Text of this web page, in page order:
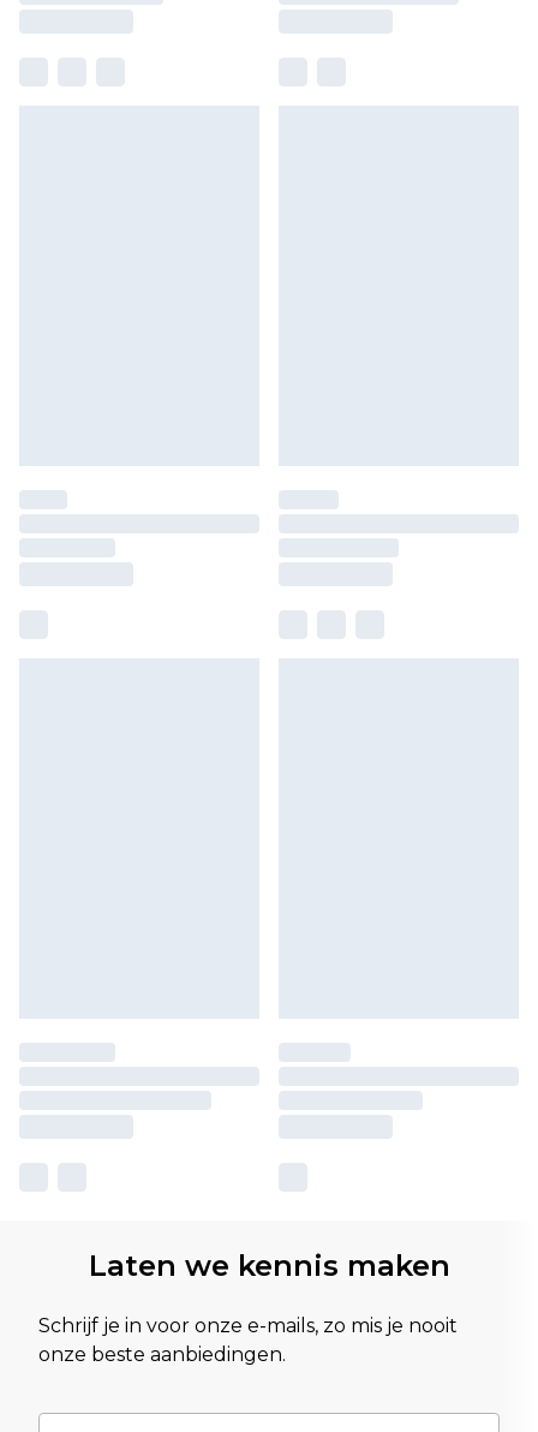
Laten we kennis maken
Schrijf je in voor onze e-mails, zo mis je nooit
onze beste aanbiedingen.